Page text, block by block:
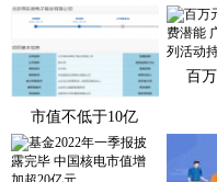
市值不低于10亿
百